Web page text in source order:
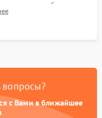
уровня стабильности
вибраций корпуса.
вопросы?
с Вами в ближайшее